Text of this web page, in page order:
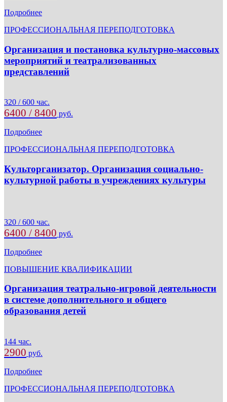
Подробнее
ПРОФЕССИОНАЛЬНАЯ ПЕРЕПОДГОТОВКА
Организация и постановка культурно-массовых
мероприятий и театрализованных
представлений
320 / 600 час.
6400 / 8400 руб.
Подробнее
ПРОФЕССИОНАЛЬНАЯ ПЕРЕПОДГОТОВКА
Культорганизатор. Организация социально-
культурной работы в учреждениях культуры
320 / 600 час.
6400 / 8400 руб.
Подробнее
ПОВЫШЕНИЕ КВАЛИФИКАЦИИ
Организация театрально-игровой деятельности
в системе дополнительного и общего
образования детей
144 час.
2900 руб.
Подробнее
ПРОФЕССИОНАЛЬНАЯ ПЕРЕПОДГОТОВКА